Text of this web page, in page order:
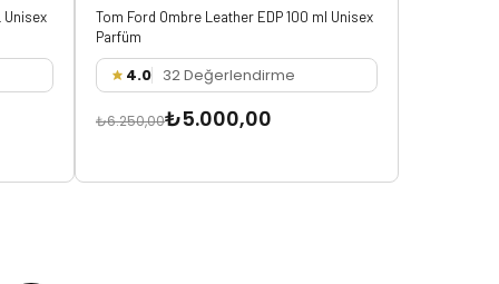
Unisex
Tom Ford Ombre Leather EDP 100 ml Unisex
Parfüm
4.0 32 Değerlendirme
₺6.250,00₺5.000,00